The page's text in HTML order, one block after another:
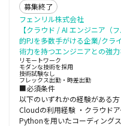
募集終了
フェンリル株式会社
【クラウド / AI エンジニア（
的PJを多数手がける企業/クラ
術力を持つエンジニアとの強
リモートワーク
モダンな技術を採用
技術試験なし
フレックス出勤・時差出勤
■必須条件
以下のいずれかの経験がある
Cloudの利用経験 ・クラウド
Pythonを用いたコーディング